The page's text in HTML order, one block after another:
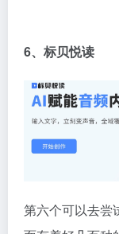
6、标贝悦读
第六个可以去尝